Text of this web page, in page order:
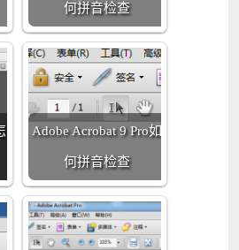
何拼音检查
Adobe Acrobat 9 Pro如
何拼音检查